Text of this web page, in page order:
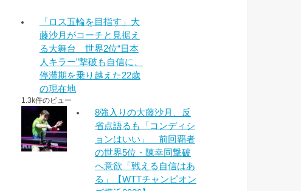
「ロス五輪を目指す」大
藤沙月がコーチと見据え
る大舞台 世界2位“日本
人キラー”撃破も自信に、
停滞期を乗り越えた22歳
の現在地
1.3k件のビュー
8強入りの大藤沙月、反
省点語るも「コンディシ
ョンはいい」 前回覇者
の世界5位・陳幸同撃破
へ意欲「戦える自信はあ
る」【WTTチャンピオン